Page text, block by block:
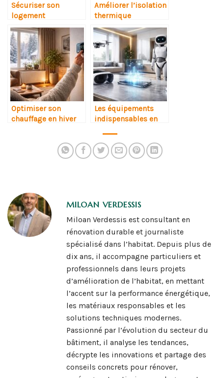
Sécuriser son
logement
Améliorer l’isolation
thermique
Optimiser son
chauffage en hiver
Les équipements
indispensables en
MILOAN VERDESSIS
Miloan Verdessis est consultant en
rénovation durable et journaliste
spécialisé dans l’habitat. Depuis plus de
dix ans, il accompagne particuliers et
professionnels dans leurs projets
d’amélioration de l’habitat, en mettant
l’accent sur la performance énergétique,
les matériaux responsables et les
solutions techniques modernes.
Passionné par l’évolution du secteur du
bâtiment, il analyse les tendances,
décrypte les innovations et partage des
conseils concrets pour rénover,